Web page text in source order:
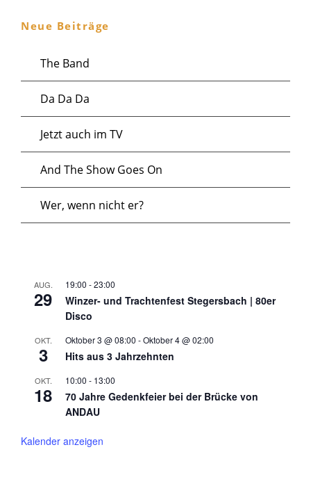
Neue Beiträge
The Band
Da Da Da
Jetzt auch im TV
And The Show Goes On
Wer, wenn nicht er?
AUG.
29
19:00 -23:00
Winzer- und Trachtenfest Stegersbach | 80er
Disco
OKT.
3
Oktober 3 @ 08:00 -Oktober 4 @ 02:00
Hits aus 3 Jahrzehnten
OKT.
18
10:00 - 13:00
70 Jahre Gedenkfeier bei der Brücke von
ANDAU
Kalender anzeigen